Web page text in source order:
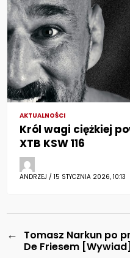
AKTUALNOŚCI
Król wagi ciężkiej
XTB KSW 116
ANDRZEJ / 15 STYCZNIA 2026, 10:13
←
Tomasz Narkun po
De Friesem [Wywiad]